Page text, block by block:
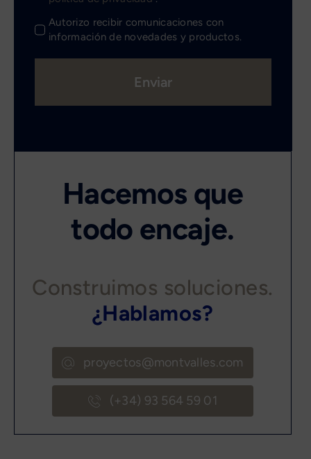
Hacemos que
todo encaje.
Construimos soluciones.
¿Hablamos?
proyectos@montvalles.com
(+34) 93 564 59 01
Autorizo recibir comunicaciones con
información de novedades y productos.
Enviar